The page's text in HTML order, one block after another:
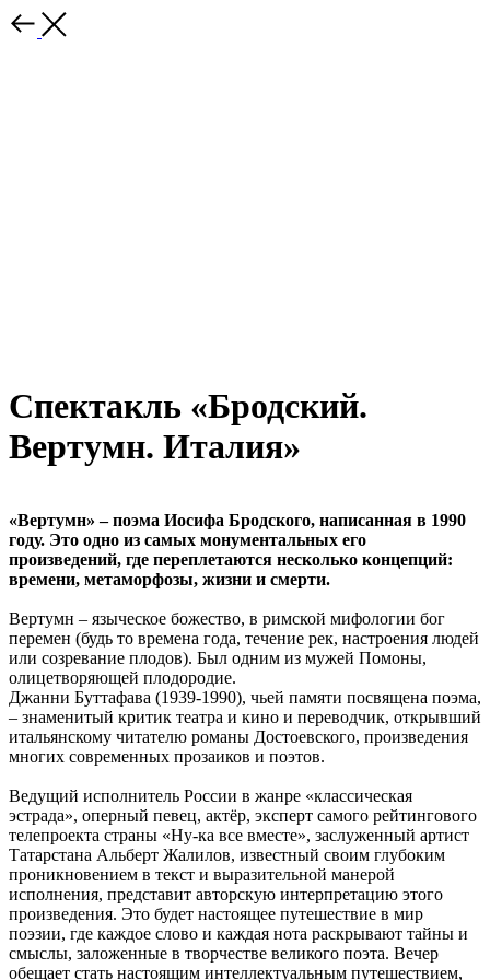
Спектакль «Бродский.
Вертумн. Италия»
«Вертумн» – поэма Иосифа Бродского, написанная в 1990
году. Это одно из самых монументальных его
произведений, где переплетаются несколько концепций:
времени, метаморфозы, жизни и смерти.
Вертумн – языческое божество, в римской мифологии бог
перемен (будь то времена года, течение рек, настроения людей
или созревание плодов). Был одним из мужей Помоны,
олицетворяющей плодородие.
Джанни Буттафава (1939-1990), чьей памяти посвящена поэма,
– знаменитый критик театра и кино и переводчик, открывший
итальянскому читателю романы Достоевского, произведения
многих современных прозаиков и поэтов.
Ведущий исполнитель России в жанре «классическая
эстрада», оперный певец, актёр, эксперт самого рейтингового
телепроекта страны «Ну-ка все вместе», заслуженный артист
Татарстана Альберт Жалилов, известный своим глубоким
проникновением в текст и выразительной манерой
исполнения, представит авторскую интерпретацию этого
произведения. Это будет настоящее путешествие в мир
поэзии, где каждое слово и каждая нота раскрывают тайны и
смыслы, заложенные в творчестве великого поэта. Вечер
обещает стать настоящим интеллектуальным путешествием,